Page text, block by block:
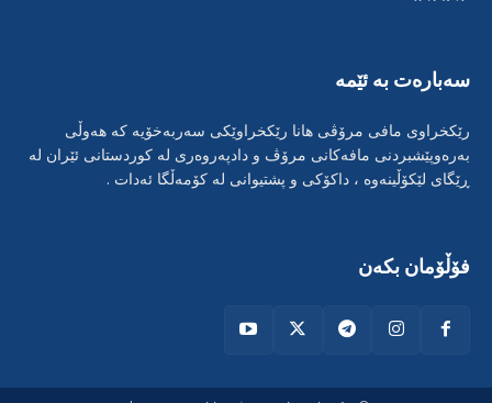
فۆڵۆمان بکەن
سەبارەت بە ئێمە
رێکخراوی مافی مرۆڤی هانا رێکخراوێکی سەربەخۆیە کە هەوڵی
بەرەوپێشبردنی مافەکانی مرۆڤ و دادپەروەری لە کوردستانی ئێران لە
ڕێگای لێکۆڵینەوە ، داکۆکی و پشتیوانی لە کۆمەڵگا ئەدات .